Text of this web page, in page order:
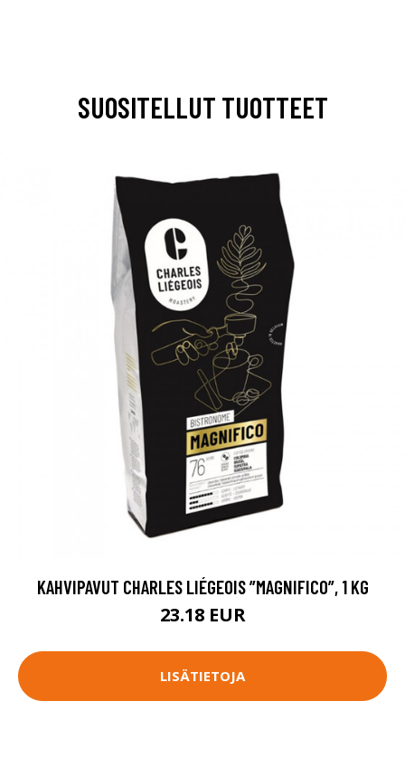
SUOSITELLUT TUOTTEET
KAHVIPAVUT CHARLES LIÉGEOIS ”MAGNIFICO”, 1 KG
23.18 EUR
LISÄTIETOJA